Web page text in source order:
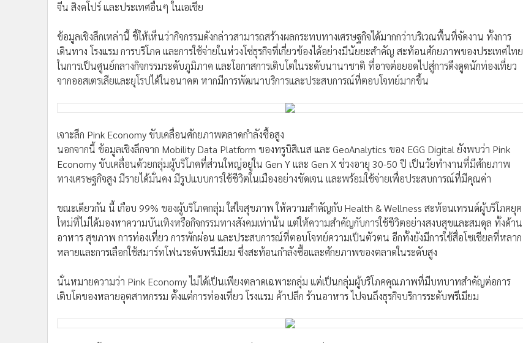
จีน สิงคโปร์ และประเทศอื่นๆ ในเอเชีย
ข้อมูลเชิงลึกเหล่านี้ ชี้ให้เห็นว่ากิจกรรมดังกล่าวสามารถสร้างผลกระทบทางเศรษฐกิจได้มากกว่าบริเวณพื้นที่จัดงาน ทั้งการ
เดินทาง โรงแรม การบริโภค และการใช้จ่ายในห่วงโซ่ธุรกิจที่เกี่ยวข้องได้อย่างมีนัยยะสำคัญ สะท้อนศักยภาพของประเทศไทย
ในการเป็นศูนย์กลางกิจกรรมระดับภูมิภาค และโอกาสการเติบโตในระดับนานาชาติ ที่อาจต่อยอดไปสู่การดึงดูดนักท่องเที่ยว
จากออสเตรเลียและยุโรปได้ในอนาคต หากมีการพัฒนาบริการและประสบการณ์ที่ตอบโจทย์มากขึ้น
เจาะลึก Pink Economy ขับเคลื่อนศักยภาพตลาดกำลังซื้อสูง
นอกจากนี้ ข้อมูลเชิงลึกจาก Mobility Data Platform ของทรูบิสิเนส และ GeoAnalytics ของ EGG Digital ยังพบว่า Pink
Economy ขับเคลื่อนด้วยกลุ่มผู้บริโภคที่ส่วนใหญ่อยู่ใน Gen Y และ Gen X ช่วงอายุ 30-50 ปี เป็นวัยทำงานที่มีศักยภาพ
ทางเศรษฐกิจสูง มีรายได้มั่นคง มีรูปแบบการใช้ชีวิตในเมืองอย่างชัดเจน และพร้อมใช้จ่ายเพื่อประสบการณ์ที่มีคุณค่า
ขณะเดียวกัน นี้ เกือบ 99% ของผู้บริโภคกลุ่ม ใส่ใจสุขภาพ ให้ความสำคัญกับ Health & Wellness สะท้อนเทรนด์ผู้บริโภคยุค
ใหม่ที่ไม่ได้มองหาความบันเทิงหรือกิจกรรมทางสังคมเท่านั้น แต่ให้ความสำคัญกับการใช้ชีวิตอย่างสงบสุขและสมดุล ทั้งด้าน
อาหาร สุขภาพ การท่องเที่ยว การพักผ่อน และประสบการณ์ที่ตอบโจทย์ความเป็นตัวตน อีกทั้งยังมีการใช้สื่อโซเชียลที่หลาก
หลายและการเลือกใช้สมาร์ทโฟนระดับพรีเมียม ซึ่งสะท้อนกำลังซื้อและศักยภาพของตลาดในระดับสูง
นั่นหมายความว่า Pink Economy ไม่ได้เป็นเพียงตลาดเฉพาะกลุ่ม แต่เป็นกลุ่มผู้บริโภคคุณภาพที่มีบทบาทสำคัญต่อการ
เติบโตของหลายอุตสาหกรรม ตั้งแต่การท่องเที่ยว โรงแรม ค้าปลีก ร้านอาหาร ไปจนถึงธุรกิจบริการระดับพรีเมียม